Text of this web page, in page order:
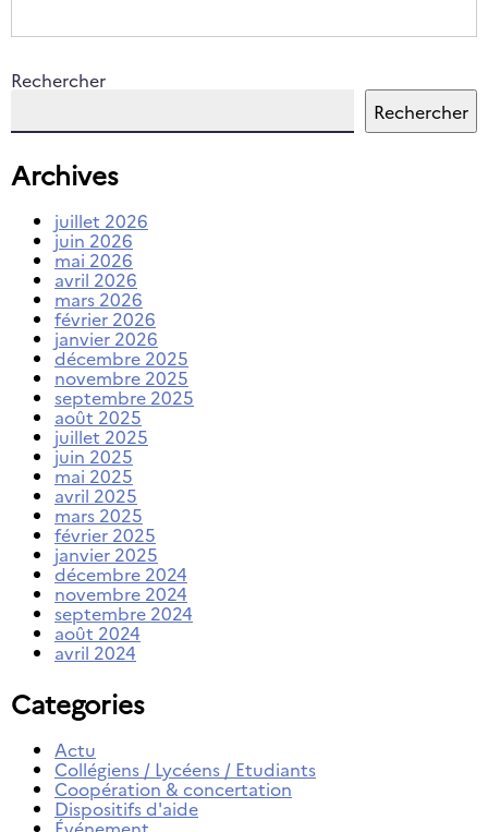
Rechercher
Rechercher
Archives
juillet 2026
juin 2026
mai 2026
avril 2026
mars 2026
février 2026
janvier 2026
décembre 2025
novembre 2025
septembre 2025
août 2025
juillet 2025
juin 2025
mai 2025
avril 2025
mars 2025
février 2025
janvier 2025
décembre 2024
novembre 2024
septembre 2024
août 2024
avril 2024
Categories
Actu
Collégiens / Lycéens / Etudiants
Coopération & concertation
Dispositifs d'aide